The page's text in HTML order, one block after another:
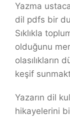
Yazma
dil pdfs bir
Sıklıkla
olduğunu
olasılıkların
keşif
Yazarın dil
hikayelerini